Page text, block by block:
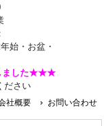
始・お盆・
ました★★★
ださい
社概要 お問い合わせ